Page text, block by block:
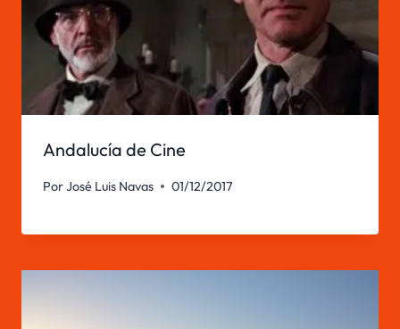
Andalucía de Cine
PorJosé Luis Navas 01/12/2017